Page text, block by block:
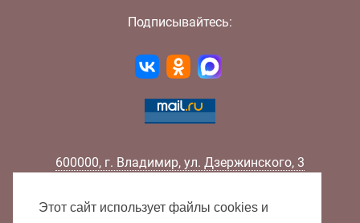
Подписывайтесь:
600000, г. Владимир, ул. Дзержинского, 3
Факс:
+7 (4922) 32-52-88
Этот сайт использует файлы cookies и